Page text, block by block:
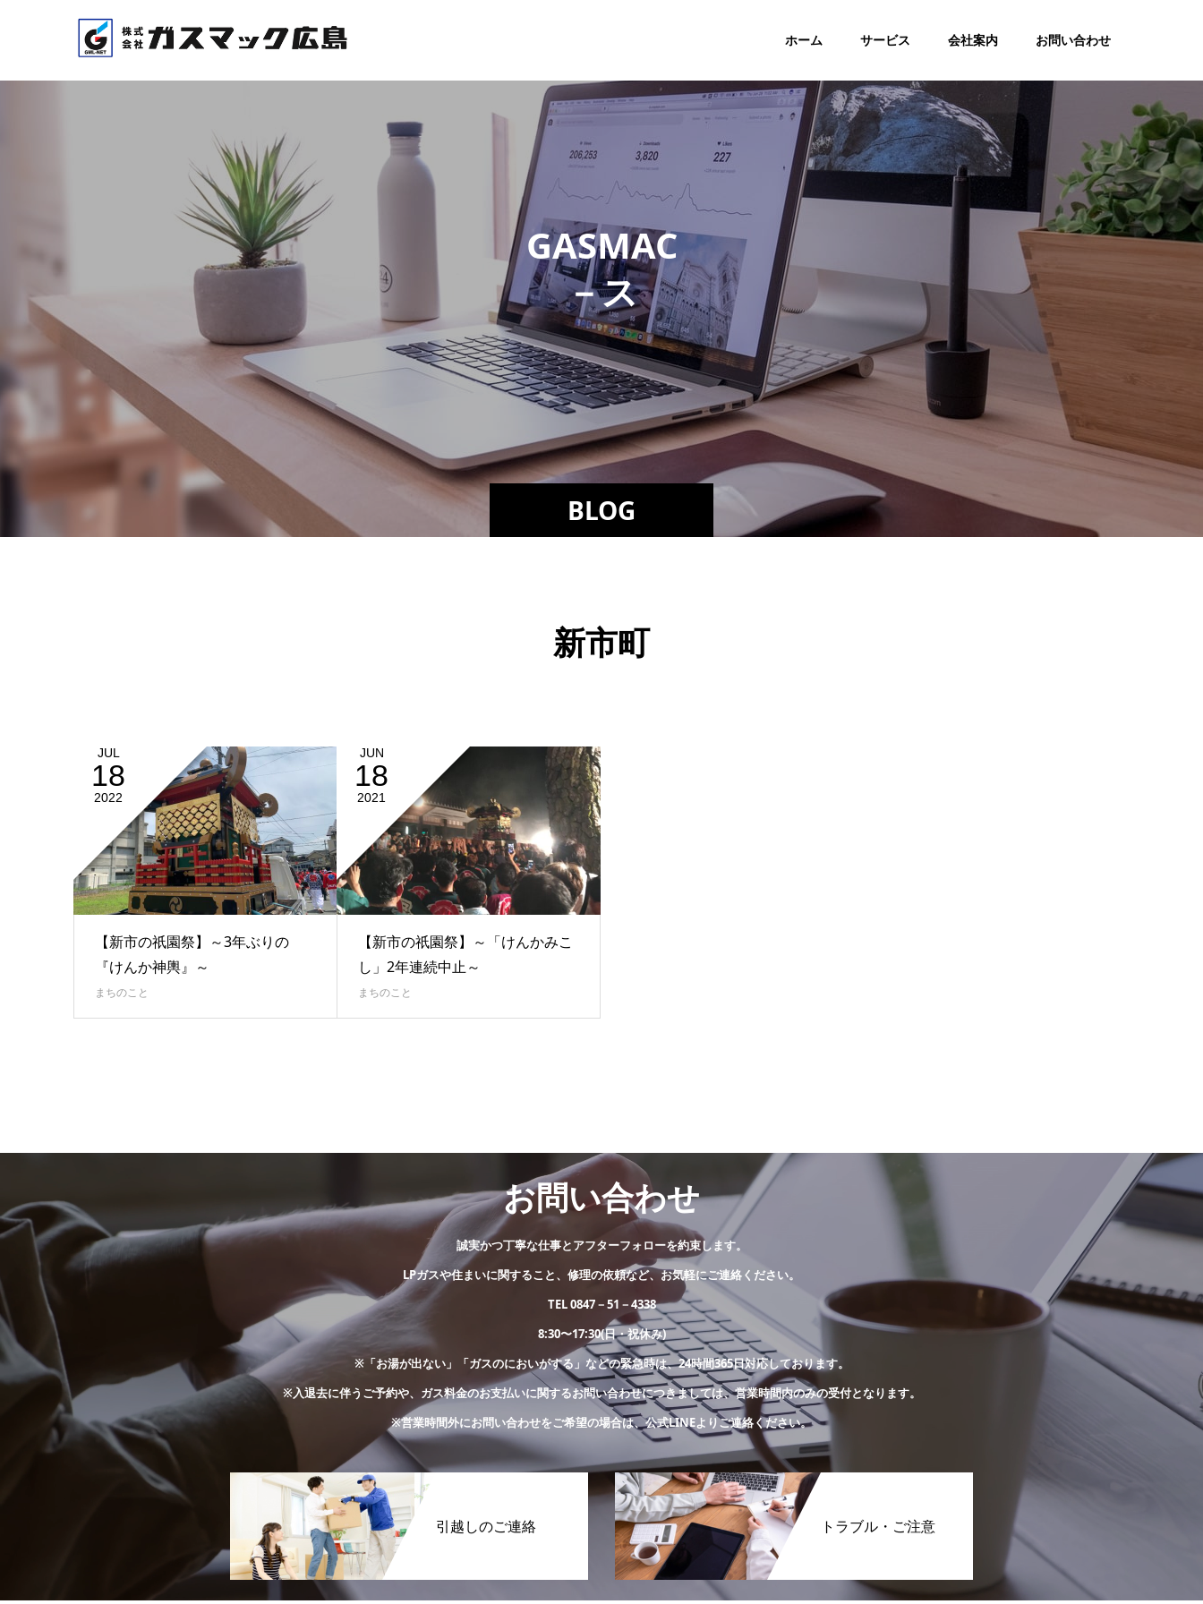
ホーム サービス 会社案内 お問い合わせ
BLOG
GASMAC
－
スタッフブログ－
新市町
JUL
18
2022
【新市の祇園祭】～3年ぶりの
『けんか神輿』～
まちのこと
JUN
18
2021
【新市の祇園祭】～「けんかみこ
し」2年連続中止～
まちのこと
お問い合わせ
誠実かつ丁寧な仕事とアフターフォローを約束します。
LPガスや住まいに関すること、修理の依頼など、お気軽にご連絡ください。
TEL 0847－51－4338
8:30〜17:30(日・祝休み)
※「お湯が出ない」「ガスのにおいがする」などの緊急時は、24時間365日対応しております。
※入退去に伴うご予約や、ガス料金のお支払いに関するお問い合わせにつきましては、営業時間内のみの受付となります。
※営業時間外にお問い合わせをご希望の場合は、公式LINEよりご連絡ください。
引越しのご連絡 トラブル・ご注意